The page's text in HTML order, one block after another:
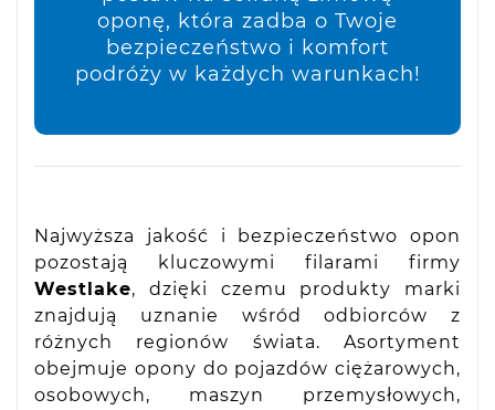
oponę, która zadba o Twoje
bezpieczeństwo i komfort
podróży w każdych warunkach!
Najwyższa jakość i bezpieczeństwo opon
pozostają kluczowymi filarami firmy
Westlake, dzięki czemu produkty marki
znajdują uznanie wśród odbiorców z
różnych regionów świata. Asortyment
obejmuje opony do pojazdów ciężarowych,
osobowych, maszyn przemysłowych,